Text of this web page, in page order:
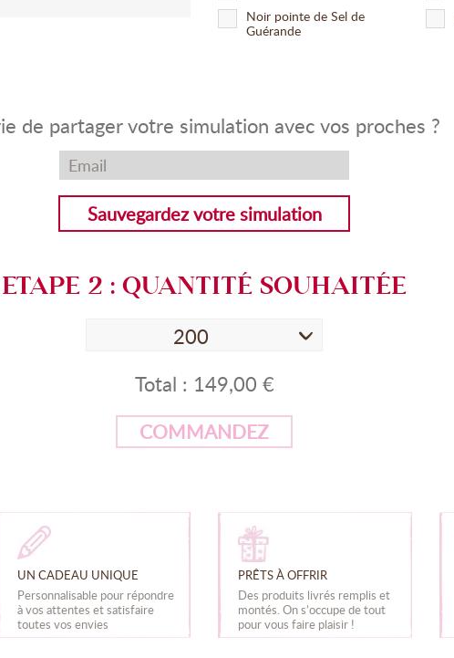
Noir pointe de Sel de
Guérande
de partager votre simulation avec vos proches ?
Sauvegardez votre simulation
ETAPE 2 : QUANTITÉ SOUHAITÉE
200
Total : 149,00 €
COMMANDEZ
UN CADEAU UNIQUE
Personnalisable pour répondre
à vos attentes et satisfaire
toutes vos envies
PRÊTS À OFFRIR
Des produits livrés remplis et
montés. On s’occupe de tout
pour vous faire plaisir !